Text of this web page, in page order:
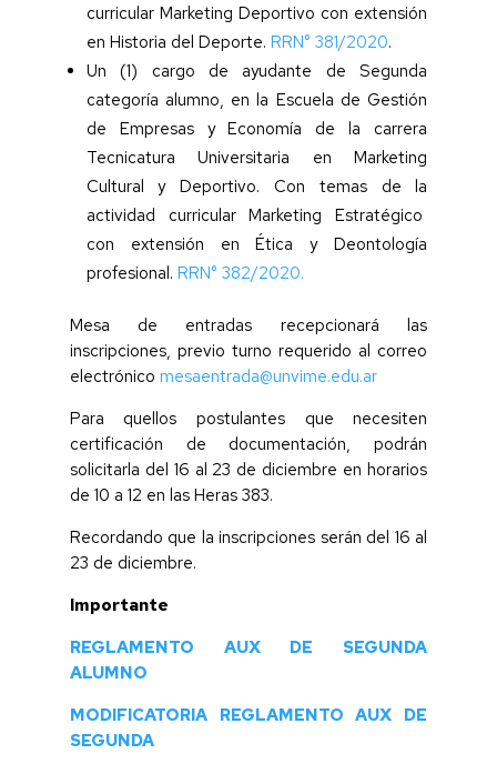
curricular Marketing Deportivo con extensión
en Historia del Deporte. RRN° 381/2020.
Un (1) cargo de ayudante de Segunda
categoría alumno, en la Escuela de Gestión
de Empresas y Economía de la carrera
Tecnicatura Universitaria en Marketing
Cultural y Deportivo. Con temas de la
actividad curricular Marketing Estratégico
con extensión en Ética y Deontología
profesional. RRN° 382/2020.
Mesa de entradas recepcionará las
inscripciones, previo turno requerido al correo
electrónico mesaentrada@unvime.edu.ar
Para quellos postulantes que necesiten
certificación de documentación, podrán
solicitarla del 16 al 23 de diciembre en horarios
de 10 a 12 en las Heras 383.
Recordando que la inscripciones serán del 16 al
23 de diciembre.
Importante
REGLAMENTO AUX DE SEGUNDA
ALUMNO
MODIFICATORIA REGLAMENTO AUX DE
SEGUNDA